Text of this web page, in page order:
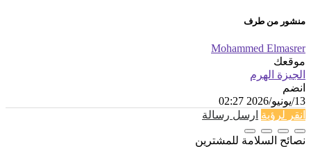
منشور من طرف
Mohammed Elmasrer
موقعك
الجيزة الهرم
انضم
13/يونيو/2026 02:27
انقر لرؤية ارسل رسالة
نصائح السلامة للمشترين